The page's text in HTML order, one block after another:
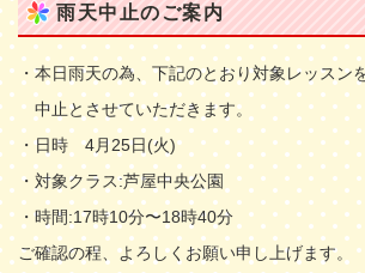
雨天中止のご案内
・本日雨天の為、下記のとおり対象レッスン
中止とさせていただきます。
・日時 4月25日(火)
・対象クラス:芦屋中央公園
・時間:17時10分〜18時40分
ご確認の程、よろしくお願い申し上げます。